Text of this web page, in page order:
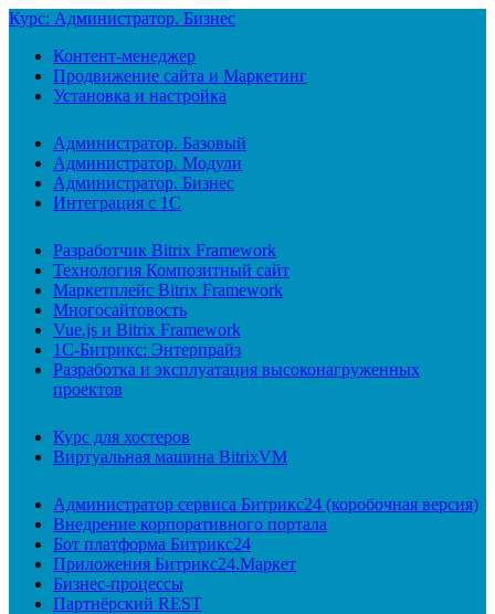
Курс: Администратор. Бизнес
Контент-менеджер
Продвижение сайта и Маркетинг
Установка и настройка
Администратор. Базовый
Администратор. Модули
Администратор. Бизнес
Интеграция с 1С
Разработчик Bitrix Framework
Технология Композитный сайт
Маркетплейс Bitrix Framework
Многосайтовость
Vue.js и Bitrix Framework
1С-Битрикс: Энтерпрайз
Разработка и эксплуатация высоконагруженных
проектов
Курс для хостеров
Виртуальная машина BitrixVM
Администратор сервиса Битрикс24 (коробочная версия)
Внедрение корпоративного портала
Бот платформа Битрикс24
Приложения Битрикс24.Маркет
Бизнес-процессы
Партнёрский REST